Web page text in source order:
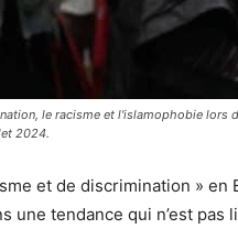
le racisme et l'islamophobie lors
2024.
et de discrimination » en
une tendance qui n’est pas